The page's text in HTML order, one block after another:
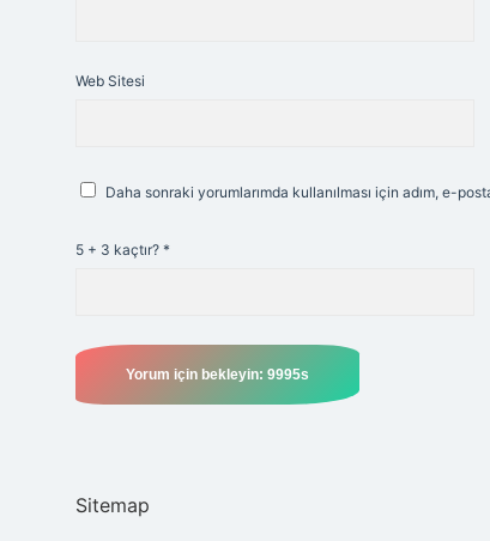
Web Sitesi
Daha sonraki yorumlarımda kullanılması için adım, e-
5 + 3 kaçtır? *
Sitemap